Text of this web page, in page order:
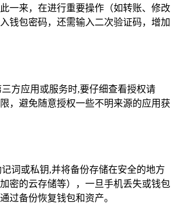
一来，在进行重要操作（如转账、修改
钱包密码，还需输入二次验证码，增加
方应用或服务时,要仔细查看授权请
，避免随意授权一些不明来源的应用获
词或私钥,并将备份存储在安全的地方
密的云存储等），一旦手机丢失或钱包
过备份恢复钱包和资产。